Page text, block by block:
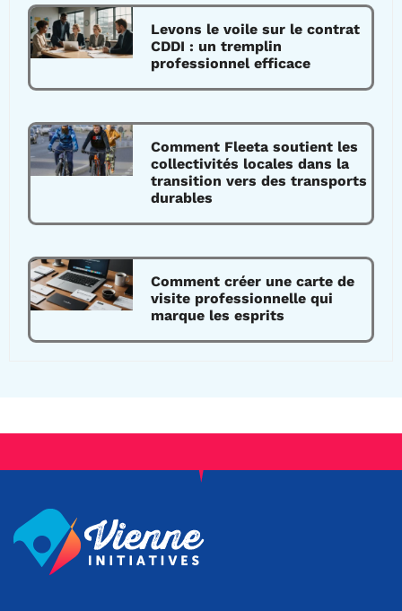
Levons le voile sur le contrat
CDDI : un tremplin
professionnel efficace
Comment Fleeta soutient les
collectivités locales dans la
transition vers des transports
durables
Comment créer une carte de
visite professionnelle qui
marque les esprits